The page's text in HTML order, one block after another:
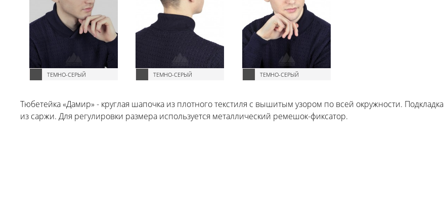
ТЕМНО-СЕРЫЙ ТЕМНО-СЕРЫЙ ТЕМНО-СЕРЫЙ
Тюбетейка «Дамир» - круглая шапочка из плотного текстиля с вышитым узором по всей окружности. Подкладка
из саржи. Для регулировки размера используется металлический ремешок-фиксатор.